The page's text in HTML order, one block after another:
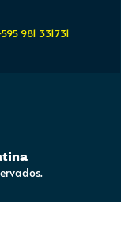
981 331731